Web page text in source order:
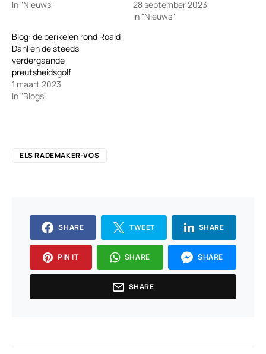
In "Nieuws"
28 september 2023
In "Nieuws"
Blog: de perikelen rond Roald
Dahl en de steeds
verdergaande
preutsheidsgolf
1 maart 2023
In "Blogs"
ELS RADEMAKER-VOS
SHARE TWEET SHARE
PIN IT SHARE SHARE
SHARE